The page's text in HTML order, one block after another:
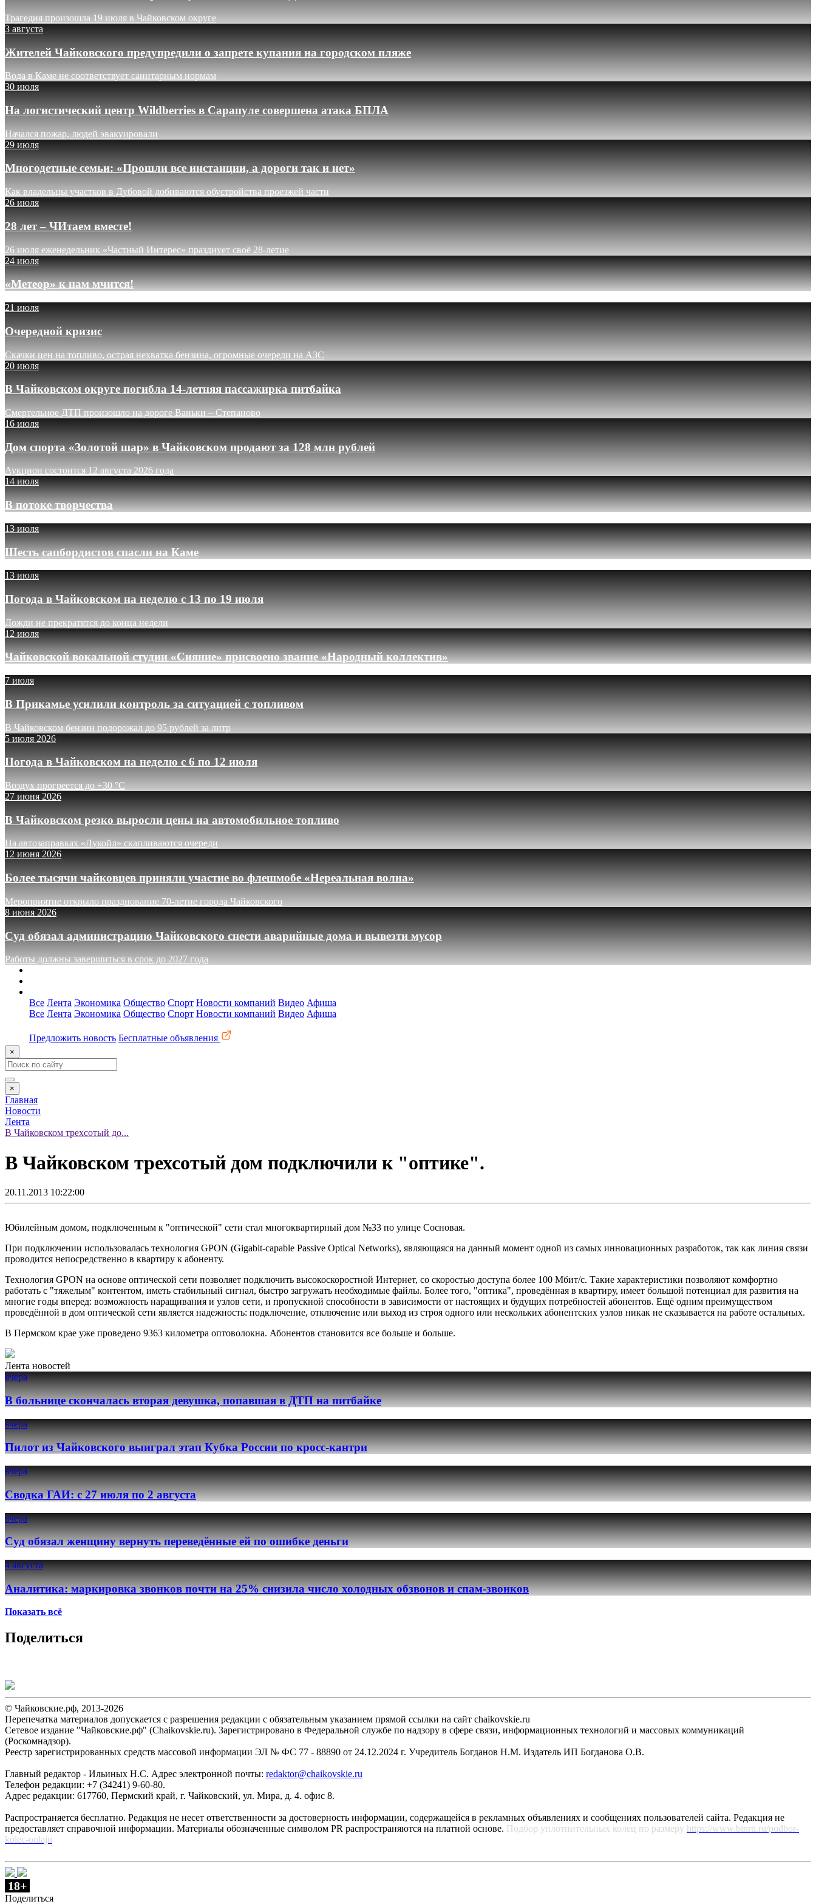
Трагедия произошла 19 июля в Чайковском округе
3 августа
Жителей Чайковского предупредили о запрете купания на городском пляже
Вода в Каме не соответствует санитарным нормам
30 июля
На логистический центр Wildberries в Сарапуле совершена атака БПЛА
Начался пожар, людей эвакуировали
29 июля
Многодетные семьи: «Прошли все инстанции, а дороги так и нет»
Как владельцы участков в Дубовой добиваются обустройства проезжей части
26 июля
28 лет – ЧИтаем вместе!
26 июля еженедельник «Частный Интерес» празднует своё 28-летие
24 июля
«Метеор» к нам мчится!
21 июля
Очередной кризис
Скачки цен на топливо, острая нехватка бензина, огромные очереди на АЗС
20 июля
В Чайковском округе погибла 14-летняя пассажирка питбайка
Смертельное ДТП произошло на дороге Ваньки – Степаново
16 июля
Дом спорта «Золотой шар» в Чайковском продают за 128 млн рублей
Аукцион состоится 12 августа 2026 года
14 июля
В потоке творчества
13 июля
Шесть сапбордистов спасли на Каме
13 июля
Погода в Чайковском на неделю с 13 по 19 июля
Дожди не прекратятся до конца недели
12 июля
Чайковской вокальной студии «Сияние» присвоено звание «Народный коллектив»
7 июля
В Прикамье усилили контроль за ситуацией с топливом
В Чайковском бензин подорожал до 95 рублей за литр
5 июля 2026
Погода в Чайковском на неделю с 6 по 12 июля
Воздух прогреется до +30 °C
27 июня 2026
В Чайковском резко выросли цены на автомобильное топливо
На автозаправках «Лукойл» скапливаются очереди
12 июня 2026
Более тысячи чайковцев приняли участие во флешмобе «Нереальная волна»
Мероприятие открыло празднование 70-летие города Чайковского
8 июня 2026
Суд обязал администрацию Чайковского снести аварийные дома и вывезти мусор
Работы должны завершиться в срок до 2027 года
Все Лента Экономика Общество Спорт Новости компаний Видео Афиша
Все Лента Экономика Общество Спорт Новости компаний Видео Афиша
Предложить новость Бесплатные объявления
×
×
Главная
Новости
Лента
В Чайковском трехсотый до...
В Чайковском трехсотый дом подключили к "оптике".
20.11.2013 10:22:00
Юбилейным домом, подключенным к "оптической" сети стал многоквартирный дом №33 по улице Сосновая.
При подключении использовалась технология GPON (Gigabit-capable Passive Optical Networks), являющаяся на данный момент одной из самых инновационных разработок, так как линия связи
проводится непосредственно в квартиру к абоненту.
Технология GPON на основе оптической сети позволяет подключить высокоскоростной Интернет, со скоростью доступа более 100 Мбит/с. Такие характеристики позволяют комфортно
работать с "тяжелым" контентом, иметь стабильный сигнал, быстро загружать необходимые файлы. Более того, "оптика", проведённая в квартиру, имеет большой потенциал для развития на
многие годы вперед: возможность наращивания и узлов сети, и пропускной способности в зависимости от настоящих и будущих потребностей абонентов. Ещё одним преимуществом
проведённой в дом оптической сети является надежность: подключение, отключение или выход из строя одного или нескольких абонентских узлов никак не сказывается на работе остальных.
В Пермском крае уже проведено 9363 километра оптоволокна. Абонентов становится все больше и больше.
Лента новостей
вчера
В больнице скончалась вторая девушка, попавшая в ДТП на питбайке
вчера
Пилот из Чайковского выиграл этап Кубка России по кросс-кантри
вчера
Сводка ГАИ: с 27 июля по 2 августа
вчера
Суд обязал женщину вернуть переведённые ей по ошибке деньги
4 августа
Аналитика: маркировка звонков почти на 25% снизила число холодных обзвонов и спам-звонков
Показать всё
Поделиться
© Чайковские.рф, 2013-2026
Перепечатка материалов допускается с разрешения редакции с обязательным указанием прямой ссылки на сайт chaikovskie.ru
Сетевое издание "Чайковские.рф" (Chaikovskie.ru). Зарегистрировано в Федеральной службе по надзору в сфере связи, информационных технологий и массовых коммуникаций
(Роскомнадзор).
Реестр зарегистрированных средств массовой информации ЭЛ № ФС 77 - 88890 от 24.12.2024 г. Учредитель Богданов Н.М. Издатель ИП Богданова О.В.
Главный редактор - Ильиных Н.С. Адрес электронной почты: redaktor@chaikovskie.ru
Телефон редакции: +7 (34241) 9-60-80.
Адрес редакции: 617760, Пермский край, г. Чайковский, ул. Мира, д. 4. офис 8.
Распространяется бесплатно. Редакция не несет ответственности за достоверность информации, содержащейся в рекламных объявлениях и сообщениях пользователей сайта. Редакция не
предоставляет справочной информации. Материалы обозначенные символом PR распространяются на платной основе. Подбор уплотнительных колец по размеру https://www.binrti.ru/podbor-
kolec-onlajn
18+
Поделиться